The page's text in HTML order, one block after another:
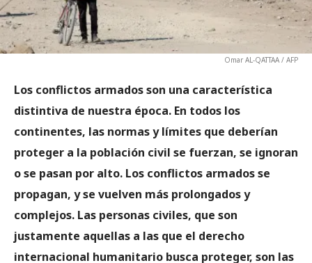
Omar AL-QATTAA / AFP
Los conflictos armados son una característica
distintiva de nuestra época. En todos los
continentes, las normas y límites que deberían
proteger a la población civil se fuerzan, se ignoran
o se pasan por alto. Los conflictos armados se
propagan, y se vuelven más prolongados y
complejos. Las personas civiles, que son
justamente aquellas a las que el derecho
internacional humanitario busca proteger, son las